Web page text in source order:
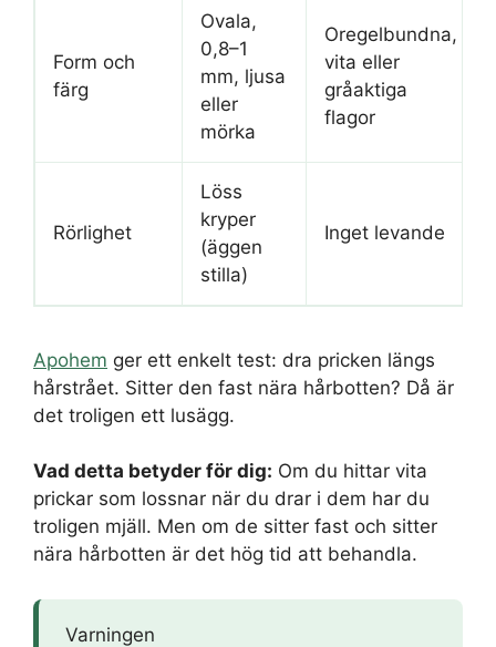
Form och
färg
Ovala,
0,8–1
mm, ljusa
eller
mörka
Oregelbundna,
vita eller
gråaktiga
flagor
Rörlighet
Löss
kryper
(äggen
stilla)
Inget levande
Apohem ger ett enkelt test: dra pricken längs
hårstrået. Sitter den fast nära hårbotten? Då är
det troligen ett lusägg.
Vad detta betyder för dig: Om du hittar vita
prickar som lossnar när du drar i dem har du
troligen mjäll. Men om de sitter fast och sitter
nära hårbotten är det hög tid att behandla.
Varningen